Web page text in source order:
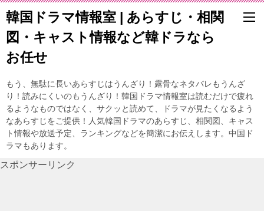
韓国ドラマ情報室 | あらすじ・相関
図・キャスト情報など韓ドラなら
お任せ
もう、無駄に長いあらすじはうんざり！露骨なネタバレもうんざ
り！読みにくいのもうんざり！韓国ドラマ情報室は読むだけで疲れ
るようなものではなく、サクッと読めて、ドラマが見たくなるよう
なあらすじをご提供！人気韓国ドラマのあらすじ、相関図、キャス
ト情報や放送予定、ランキングなどを簡潔にお伝えします。中国ド
ラマもあります。
スポンサーリンク